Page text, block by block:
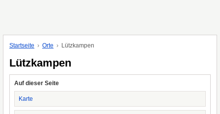
Startseite Orte Lützkampen
Lützkampen
Auf dieser Seite
Karte